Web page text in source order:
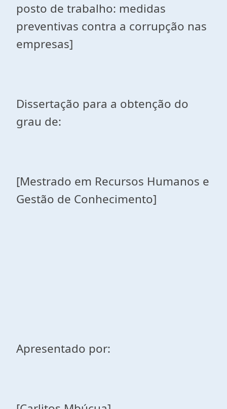
posto de trabalho: medidas
preventivas contra a corrupção nas
empresas]
Dissertação para a obtenção do
grau de:
[Mestrado em Recursos Humanos e
Gestão de Conhecimento]
Apresentado por: